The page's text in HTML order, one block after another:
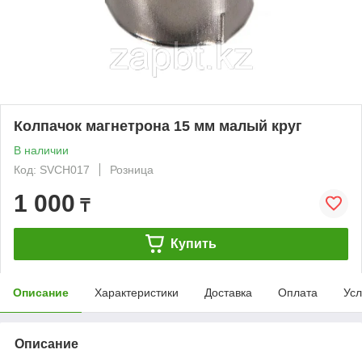
Колпачок магнетрона 15 мм малый круг
В наличии
Код: SVCH017
Розница
1 000 ₸
Купить
Описание Характеристики Доставка Оплата
Описание